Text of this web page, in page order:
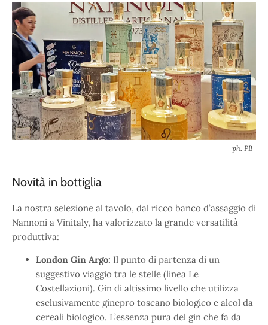
ph. PB
Novità in bottiglia
La nostra selezione al tavolo, dal ricco banco d’assaggio di
Nannoni a Vinitaly, ha valorizzato la grande versatilità
produttiva:
London Gin Argo: Il punto di partenza di un
suggestivo viaggio tra le stelle (linea Le
Costellazioni). Gin di altissimo livello che utilizza
esclusivamente ginepro toscano biologico e alcol da
cereali biologico. L’essenza pura del gin che fa da